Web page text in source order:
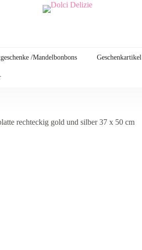
/Mandelbonbons Geschenkartikel
rechteckig gold und silber 37 x 50 cm